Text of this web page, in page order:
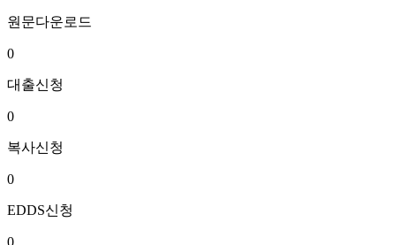
원문다운로드
0
대출신청
0
복사신청
0
EDDS신청
0